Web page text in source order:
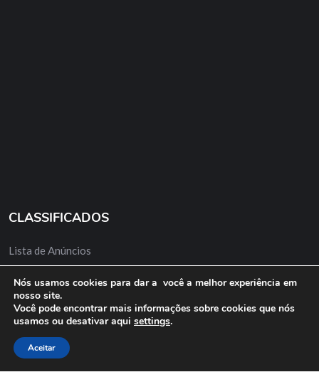
CLASSIFICADOS
Lista de Anúncios
Anuncie Grátis
Nós usamos cookies para dar a você a melhor experiência em
nosso site.
Você pode encontrar mais informações sobre cookies que nós
usamos ou desativar aqui settings.
Aceitar